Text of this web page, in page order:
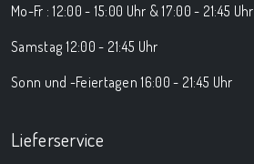
Mo-Fr : 12:00 - 15:00 Uhr & 17:00 - 21:45 Uhr
Samstag 12:00 - 21:45 Uhr
Sonn und -Feiertagen 16:00 - 21:45 Uhr
Lieferservice